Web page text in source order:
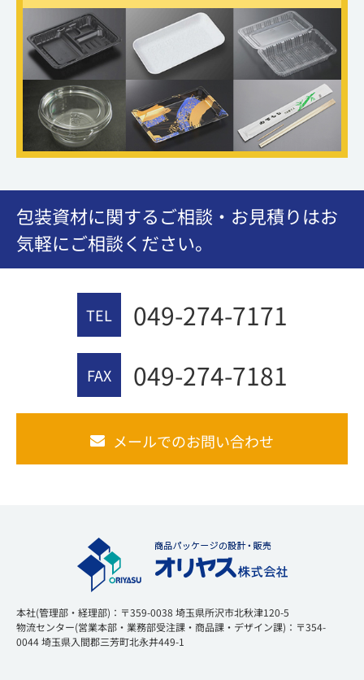
包装資材に関するご相談・お見積りはお
気軽にご相談ください。
TEL 049-274-7171
FAX 049-274-7181
メールでのお問い合わせ
本社(管理部・経理部)：〒359-0038 埼玉県所沢市北秋津120-5
物流センター(営業本部・業務部受注課・商品課・デザイン課)：〒354-
0044 埼玉県入間郡三芳町北永井449-1